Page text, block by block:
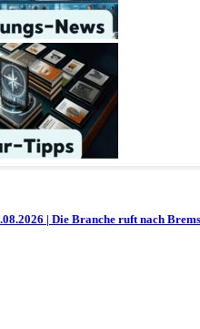
| Die Branche ruft nach